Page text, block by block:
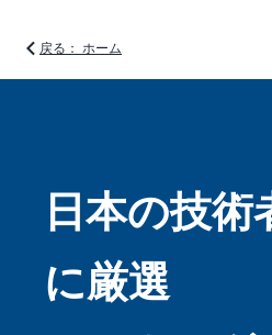
戻る： ホーム
日本の技術
に厳選